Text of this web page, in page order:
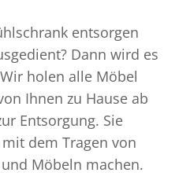
entsorgen
Dann wird es
holen alle Möbel
Ihnen zu Hause ab
Entsorgung. Sie
dem Tragen von
Möbeln machen.